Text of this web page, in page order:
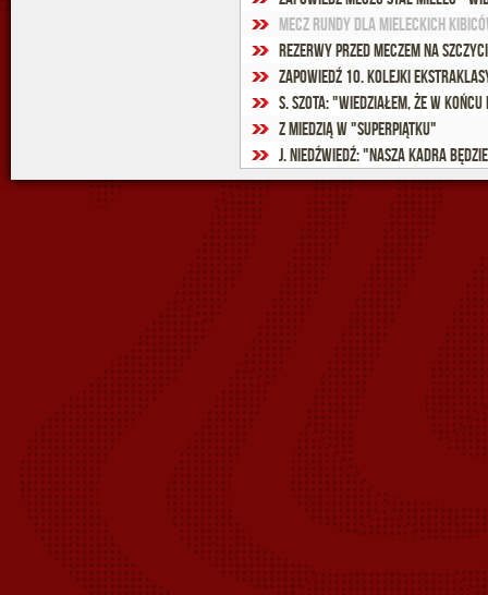
Mecz rundy dla mieleckich
Rezerwy przed meczem na
Zapowiedź 10. kolejki
S. Szota: "Wiedziałem, że w
Z Miedzią w "Superpiątku"
J. Niedźwiedź: "Nasza kadra